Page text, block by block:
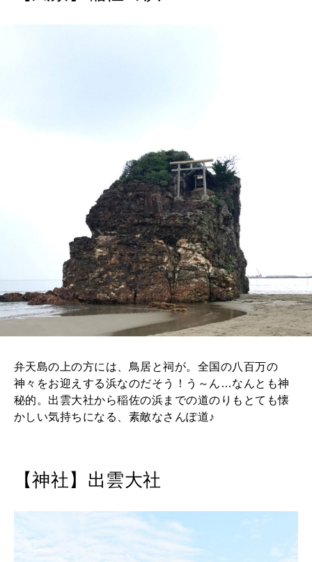
弁天島の上の方には、鳥居と祠が。全国の八百万の
神々をお迎えする浜なのだそう！う～ん…なんとも神
秘的。出雲大社から稲佐の浜までの道のりもとても懐
かしい気持ちになる、素敵なさんぽ道♪
【神社】出雲大社